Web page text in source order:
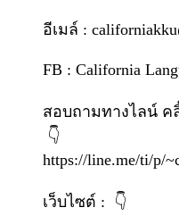
อีเมล์ :
FB : California
สอบถามทางไลน์ คลิ๊
👇
https://line.me/ti/p/
เว็บไซต์ : 👇